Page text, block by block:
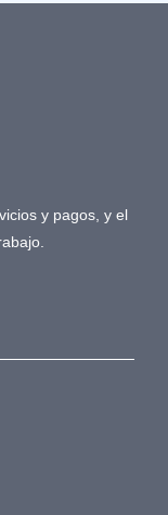
y pagos, y el